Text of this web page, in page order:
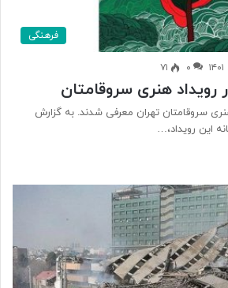
فرهنگی
۰ ۷۱
رویداد هنری سروقامتان
سروقامتان تهران معرفی شدند. به گزارش
این رویداد،…